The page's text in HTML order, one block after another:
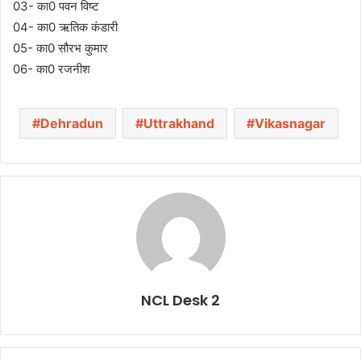
03- का0 पवन विष्ट
04- का0 ऋतिक कंडारी
05- का0 सौरभ कुमार
06- का0 रजनीश
Dehradun Uttrakhand Vikasnagar
NCL Desk 2